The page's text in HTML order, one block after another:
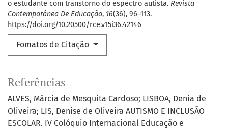
o estudante com transtorno do espectro autista. Revista
Contemporânea De Educação, 16(36), 96–113.
https://doi.org/10.20500/rce.v15i36.42146
Fomatos de Citação
Referências
ALVES, Márcia de Mesquita Cardoso; LISBOA, Denia de
Oliveira; LIS, Denise de Oliveira AUTISMO E INCLUSÃO
ESCOLAR. IV Colóquio Internacional Educação e